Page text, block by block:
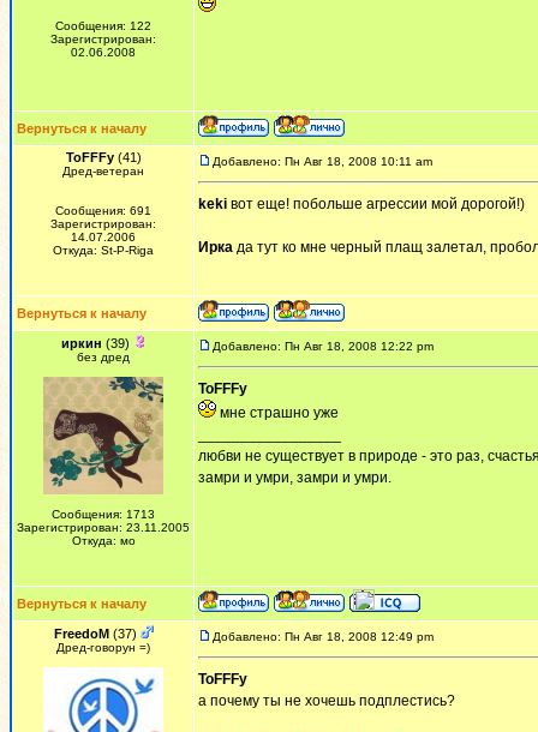
Сообщения: 122
Зарегистрирован:
02.06.2008
Вернуться к началу
ToFFFy(41)
Дред-ветеран
Сообщения: 691
Зарегистрирован:
14.07.2006
Откуда: St-P-Riga
Добавлено: Пн Авг 18, 2008 10:11 am
keki вот еще! побольше агрессии мой дорогой!)
Ирка да тут ко мне черный плащ залетал,
Вернуться к началу
иркин (39)
без дред
Сообщения: 1713
Зарегистрирован: 23.11.2005
Откуда: мо
Добавлено: Пн Авг 18, 2008 12:22 pm
ToFFFy
мне страшно уже
любви не существует в природе - это раз,
замри и умри, замри и умри.
Вернуться к началу
FreedoM(37)
Дред-говорун =)
Добавлено: Пн Авг 18, 2008 12:49 pm
ToFFFy
а почему ты не хочешь подплестись?